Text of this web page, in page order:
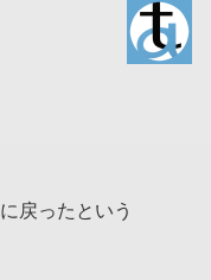
戻ったという